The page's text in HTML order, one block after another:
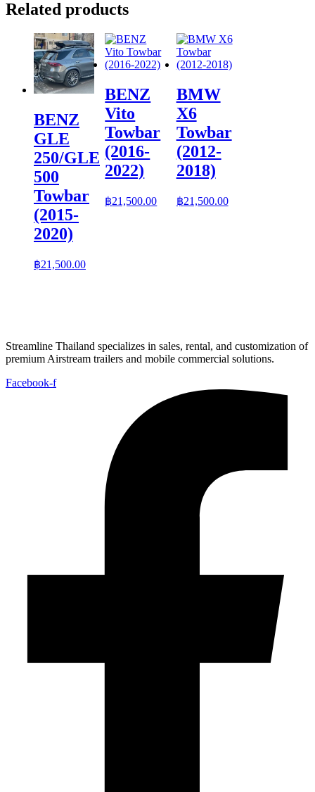
Related products
BENZ
GLE
250/GLE
500
Towbar
(2015-
2020)
฿21,500.00
BENZ
Vito
Towbar
(2016-
2022)
฿21,500.00
BMW
X6
Towbar
(2012-
2018)
฿21,500.00
Streamline Thailand specializes in sales, rental, and customization of
premium Airstream trailers and mobile commercial solutions.
Facebook-f